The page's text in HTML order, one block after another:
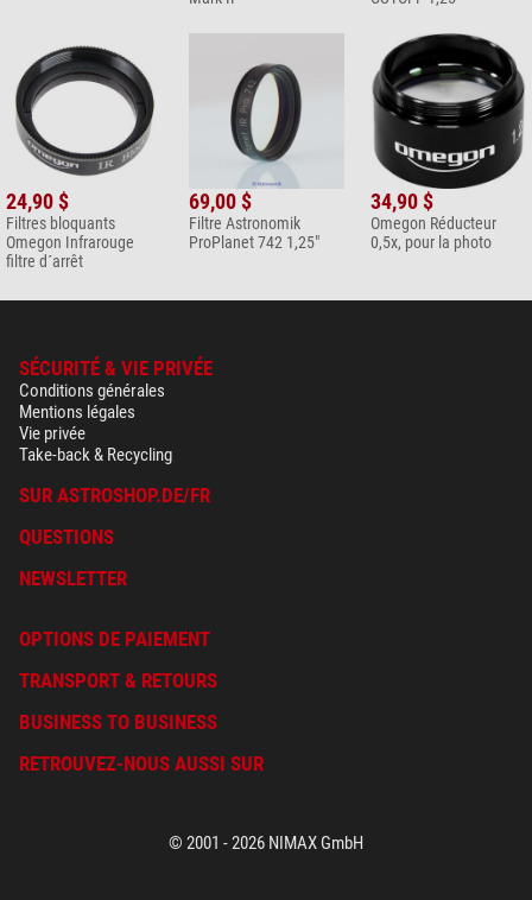
24,90 $
Filtres bloquants
Omegon Infrarouge
filtre d´arrêt
69,00 $
Filtre Astronomik
ProPlanet 742 1,25"
34,90 $
Omegon Réducteur
0,5x, pour la photo
SÉCURITÉ & VIE PRIVÉE
Conditions générales
Mentions légales
Vie privée
Take-back & Recycling
SUR ASTROSHOP.DE/FR
QUESTIONS
NEWSLETTER
OPTIONS DE PAIEMENT
TRANSPORT & RETOURS
BUSINESS TO BUSINESS
RETROUVEZ-NOUS AUSSI SUR
© 2001 - 2026 NIMAX GmbH